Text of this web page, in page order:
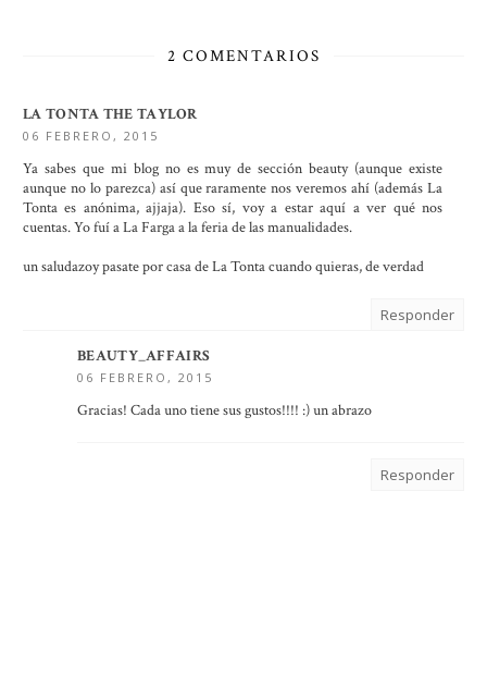
2 COMENTARIOS
LA TONTA THE TAYLOR
06 FEBRERO, 2015
Ya sabes que mi blog no es muy de sección beauty (aunque existe
aunque no lo parezca) así que raramente nos veremos ahí (además La
Tonta es anónima, ajjaja). Eso sí, voy a estar aquí a ver qué nos
cuentas. Yo fuí a La Farga a la feria de las manualidades.
un saludazoy pasate por casa de La Tonta cuando quieras, de verdad
Responder
BEAUTY_AFFAIRS
06 FEBRERO, 2015
Gracias! Cada uno tiene sus gustos!!!! :) un abrazo
Responder